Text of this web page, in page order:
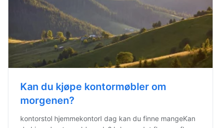
Kan du kjøpe kontormøbler om
morgenen?
kontorstol hjemmekontorI dag kan du finne mangeKan